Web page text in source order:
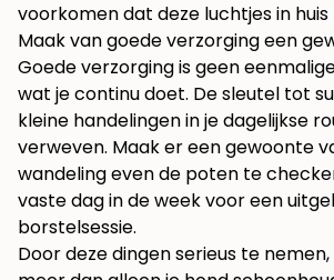
voorkomen dat deze luchtjes in huis
Maak van goede verzorging een
Goede verzorging is geen
wat je continu doet. De sleutel tot
kleine handelingen in je dagelijkse
verweven. Maak er een gewoonte
wandeling even de poten te
vaste dag in de week voor een
borstelsessie.
Door deze dingen serieus te